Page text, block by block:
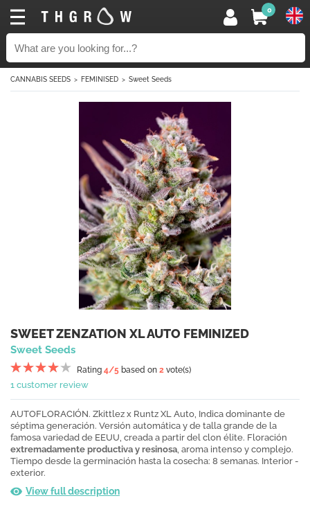
0
CANNABIS SEEDS FEMINISED Sweet Seeds
SWEET ZENZATION XL AUTO FEMINIZED
Sweet Seeds
Rating 4/5 based on 2 vote(s)
1 customer review
AUTOFLORACIÓN. Zkittlez x Runtz XL Auto, Indica dominante de
séptima generación. Versión automática y de talla grande de la
famosa variedad de EEUU, creada a partir del clon élite. Floración
extremadamente productiva y resinosa, aroma intenso y complejo.
Tiempo desde la germinación hasta la cosecha: 8 semanas. Interior -
exterior.
View full description